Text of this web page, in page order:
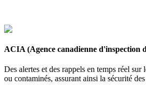
ACIA (Agence canadienne d'inspection
Des alertes et des rappels en temps réel sur
ou contaminés, assurant ainsi la sécurité